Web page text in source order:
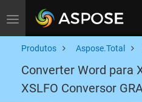
Toggle navigation
Produtos Aspose.Total
Converter Word para
XSLFO Conversor